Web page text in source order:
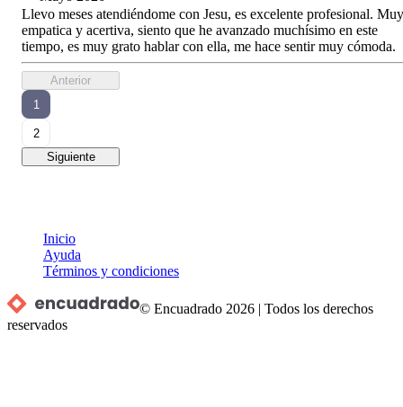
Llevo meses atendiéndome con Jesu, es excelente profesional. Muy
empatica y acertiva, siento que he avanzado muchísimo en este
tiempo, es muy grato hablar con ella, me hace sentir muy cómoda.
Anterior
1
2
Siguiente
Inicio
Ayuda
Términos y condiciones
© Encuadrado 2026 |Todos los derechos
reservados